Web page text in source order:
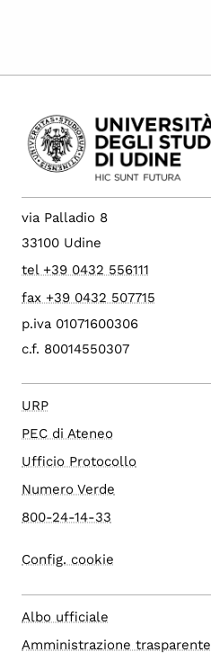
via Palladio 8
33100 Udine
tel +39 0432 556111
fax +39 0432 507715
p.iva 01071600306
c.f. 80014550307
URP
PEC di Ateneo
Ufficio Protocollo
Numero Verde
800-24-14-33
Config. cookie
Albo ufficiale
Amministrazione trasparente